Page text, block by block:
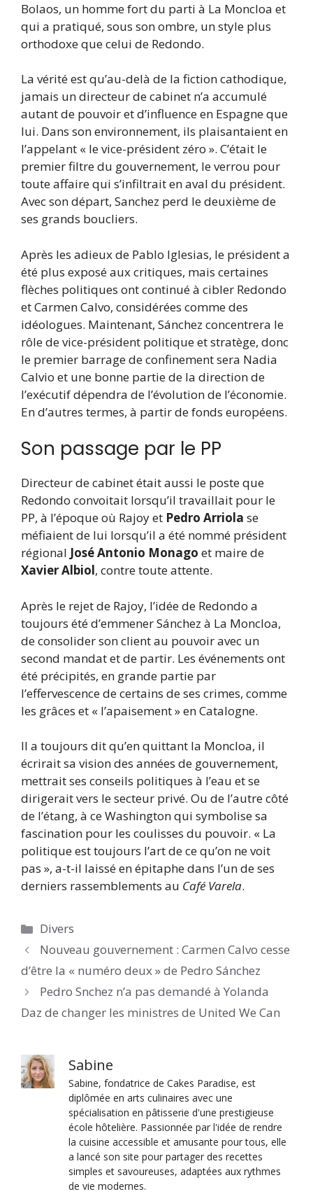
Bolaos, un homme fort du parti à La Moncloa et
qui a pratiqué, sous son ombre, un style plus
orthodoxe que celui de Redondo.
La vérité est qu’au-delà de la fiction cathodique,
jamais un directeur de cabinet n’a accumulé
autant de pouvoir et d’influence en Espagne que
lui. Dans son environnement, ils plaisantaient en
l’appelant « le vice-président zéro ». C’était le
premier filtre du gouvernement, le verrou pour
toute affaire qui s’infiltrait en aval du président.
Avec son départ, Sanchez perd le deuxième de
ses grands boucliers.
Après les adieux de Pablo Iglesias, le président a
été plus exposé aux critiques, mais certaines
flèches politiques ont continué à cibler Redondo
et Carmen Calvo, considérées comme des
idéologues. Maintenant, Sánchez concentrera le
rôle de vice-président politique et stratège, donc
le premier barrage de confinement sera Nadia
Calvio et une bonne partie de la direction de
l’exécutif dépendra de l’évolution de l’économie.
En d’autres termes, à partir de fonds européens.
Son passage par le PP
Directeur de cabinet était aussi le poste que
Redondo convoitait lorsqu’il travaillait pour le
PP, à l’époque où Rajoy et Pedro Arriola se
méfiaient de lui lorsqu’il a été nommé président
régional José Antonio Monago et maire de
Xavier Albiol, contre toute attente.
Après le rejet de Rajoy, l’idée de Redondo a
toujours été d’emmener Sánchez à La Moncloa,
de consolider son client au pouvoir avec un
second mandat et de partir. Les événements ont
été précipités, en grande partie par
l’effervescence de certains de ses crimes, comme
les grâces et « l’apaisement » en Catalogne.
Il a toujours dit qu’en quittant la Moncloa, il
écrirait sa vision des années de gouvernement,
mettrait ses conseils politiques à l’eau et se
dirigerait vers le secteur privé. Ou de l’autre côté
de l’étang, à ce Washington qui symbolise sa
fascination pour les coulisses du pouvoir. « La
politique est toujours l’art de ce qu’on ne voit
pas », a-t-il laissé en épitaphe dans l’un de ses
derniers rassemblements au Café Varela.
Catégories
Divers
Nouveau gouvernement : Carmen Calvo cesse
d’être la « numéro deux » de Pedro Sánchez
Pedro Snchez n’a pas demandé à Yolanda
Daz de changer les ministres de United We Can
Sabine
Sabine, fondatrice de Cakes Paradise, est
diplômée en arts culinaires avec une
spécialisation en pâtisserie d'une prestigieuse
école hôtelière. Passionnée par l'idée de rendre
la cuisine accessible et amusante pour tous, elle
a lancé son site pour partager des recettes
simples et savoureuses, adaptées aux rythmes
de vie modernes.